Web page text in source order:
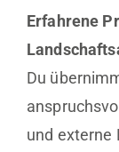
Erfahrene
Du
und externe